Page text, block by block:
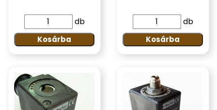
db
Kosárba
db
Kosárba